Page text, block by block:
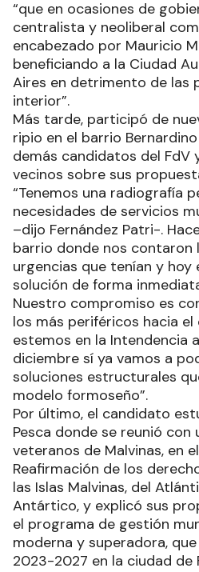
“que en ocasiones de
centralista y neoliberal
encabezado por Mauricio
beneficiando a la Ciudad
Aires en detrimento de las
interior”.
Más tarde, participó de
ripio en el barrio
demás candidatos del FdV
vecinos sobre sus
“Tenemos una radiografía
necesidades de servicios
–dijo Fernández Patri-.
barrio donde nos contaron
urgencias que tenían y hoy
solución de forma
Nuestro compromiso es
los más periféricos hacia
estemos en la Intendencia
diciembre sí ya vamos a
soluciones estructurales
modelo formoseño”.
Por último, el candidato
Pesca donde se reunió con
veteranos de Malvinas, en
Reafirmación de los
las Islas Malvinas, del
Antártico, y explicó sus
el programa de gestión
moderna y superadora,
2023-2027 en la ciudad de